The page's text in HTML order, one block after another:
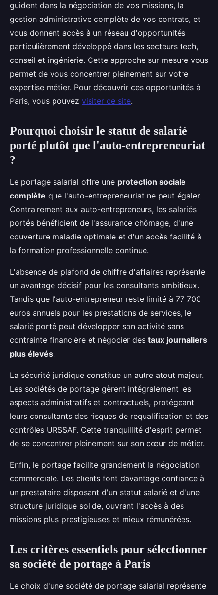
guident dans la négociation de vos missions, la
gestion administrative complète de vos contrats, et
vous donnent accès à un réseau d'opportunités
particulièrement développé dans les secteurs tech,
conseil et ingénierie. Cette approche sur mesure vous
permet de vous concentrer pleinement sur votre
expertise métier. Pour découvrir ces opportunités à
Paris, vous pouvez visiter ce site.
Pourquoi choisir le statut de salarié
porté plutôt que l'auto-entrepreneuriat
?
Le portage salarial offre une protection sociale
complète que l'auto-entrepreneuriat ne peut égaler.
Contrairement aux auto-entrepreneurs, les salariés
portés bénéficient de l'assurance chômage, d'une
couverture maladie optimale et d'un accès facilité à
la formation professionnelle continue.
L'absence de plafond de chiffre d'affaires représente
un avantage décisif pour les consultants ambitieux.
Tandis que l'auto-entrepreneur reste limité à 77 700
euros annuels pour les prestations de services, le
salarié porté peut développer son activité sans
contrainte financière et négocier des taux journaliers
plus élevés.
La sécurité juridique constitue un autre atout majeur.
Les sociétés de portage gèrent intégralement les
aspects administratifs et contractuels, protégeant
leurs consultants des risques de requalification et des
contrôles URSSAF. Cette tranquillité d'esprit permet
de se concentrer pleinement sur son cœur de métier.
Enfin, le portage facilite grandement la négociation
commerciale. Les clients font davantage confiance à
un prestataire disposant d'un statut salarié et d'une
structure juridique solide, ouvrant l'accès à des
missions plus prestigieuses et mieux rémunérées.
Les critères essentiels pour sélectionner
sa société de portage à Paris
Le choix d'une société de portage salarial représente